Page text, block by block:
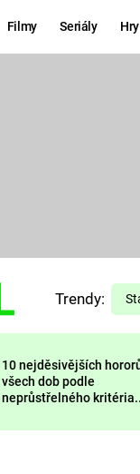
Filmy Seriály Hry
PREDÁTOR
Trendy:
10 nejděsivějších
všech dob podle
neprůstřelného kritéria.
nejvíc zvednou tep?